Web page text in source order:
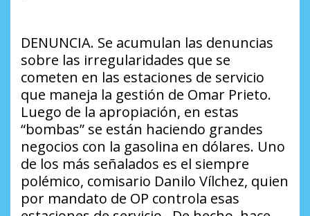
DENUNCIA. Se acumulan las denuncias
sobre las irregularidades que se
cometen en las estaciones de servicio
que maneja la gestión de Omar Prieto.
Luego de la apropiación, en estas
“bombas” se están haciendo grandes
negocios con la gasolina en dólares. Uno
de los más señalados es el siempre
polémico, comisario Danilo Vílchez, quien
por mandato de OP controla esas